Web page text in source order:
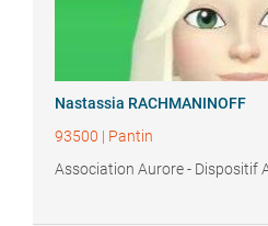
Nastassia RACHMANINOFF
93500 | Pantin
Association Aurore - Dispositif